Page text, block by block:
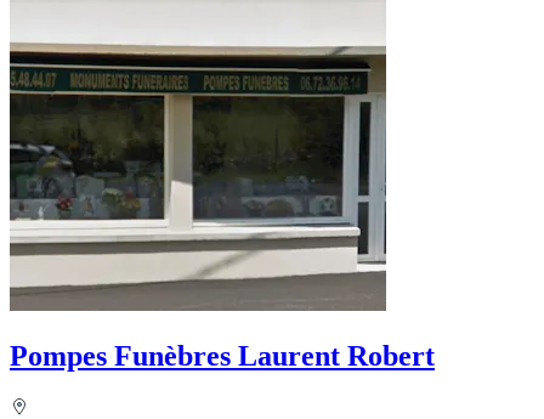
Pompes Funèbres Laurent Robert